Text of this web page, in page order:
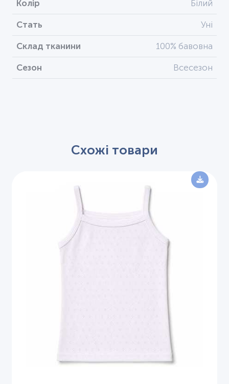
Колір Білий
Стать Уні
Склад тканини 100% бавовна
Сезон Всесезон
Схожі товари